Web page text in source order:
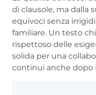
di clausole, ma dalla
equivoci senza
familiare. Un testo
rispettoso delle
solida per una
continui anche dopo